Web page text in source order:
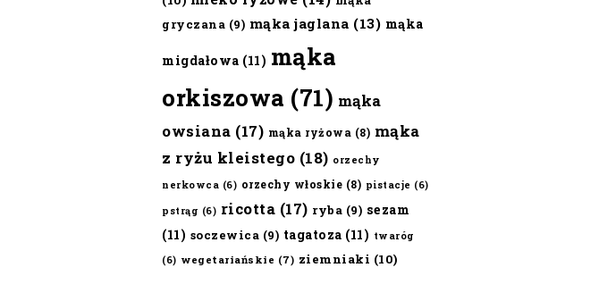
gryczana (9) mąka jaglana (13) mąka
migdałowa (11) mąka
orkiszowa (71) mąka
owsiana (17) mąka ryżowa (8) mąka
z ryżu kleistego (18) orzechy
nerkowca (6) orzechy włoskie (8) pistacje (6)
pstrąg (6) ricotta (17) ryba (9) sezam
(11) soczewica (9) tagatoza (11) twaróg
(6) wegetariańskie (7) ziemniaki (10)